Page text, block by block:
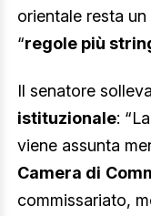
orientale resta
“regole più
Il senatore
istituzionale:
viene assunta
Camera di
commissariato,